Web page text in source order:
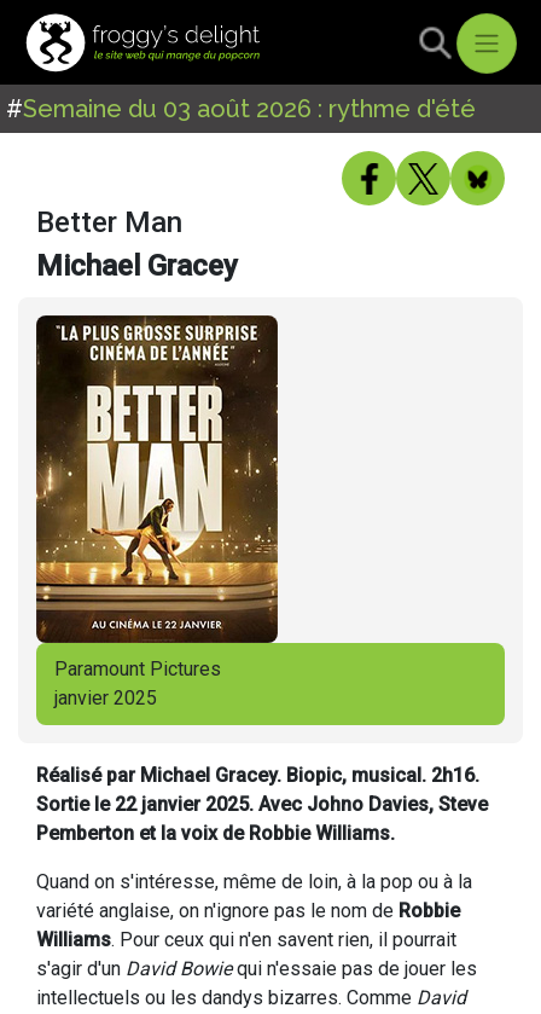
#Semaine du 03 août 2026 : rythme d'été
Better Man
Michael Gracey
Paramount Pictures
janvier 2025
Réalisé par Michael Gracey. Biopic, musical. 2h16.
Sortie le 22 janvier 2025. Avec Johno Davies, Steve
Pemberton et la voix de Robbie Williams.
Quand on s'intéresse, même de loin, à la pop ou à la
variété anglaise, on n'ignore pas le nom de Robbie
Williams. Pour ceux qui n'en savent rien, il pourrait
s'agir d'un David Bowiequi n'essaie pas de jouer les
intellectuels ou les dandys bizarres. Comme David